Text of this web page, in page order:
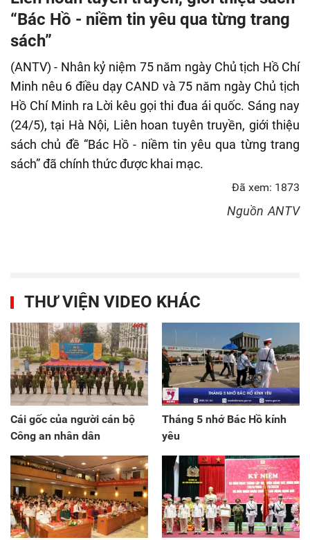
“Bác Hồ - niềm tin yêu qua từng trang
sách”
(ANTV) - Nhân kỷ niệm 75 năm ngày Chủ tịch Hồ Chí
Minh nêu 6 điều dạy CAND và 75 năm ngày Chủ tịch
Hồ Chí Minh ra Lời kêu gọi thi đua ái quốc. Sáng nay
(24/5), tại Hà Nội, Liên hoan tuyên truyền, giới thiệu
sách chủ đề “Bác Hồ - niềm tin yêu qua từng trang
sách” đã chính thức được khai mạc.
Đã xem: 1873
Nguồn ANTV
THƯ VIỆN VIDEO KHÁC
Cái gốc của người cán bộ
Công an nhân dân
Tháng 5 nhớ Bác Hồ kính
yêu